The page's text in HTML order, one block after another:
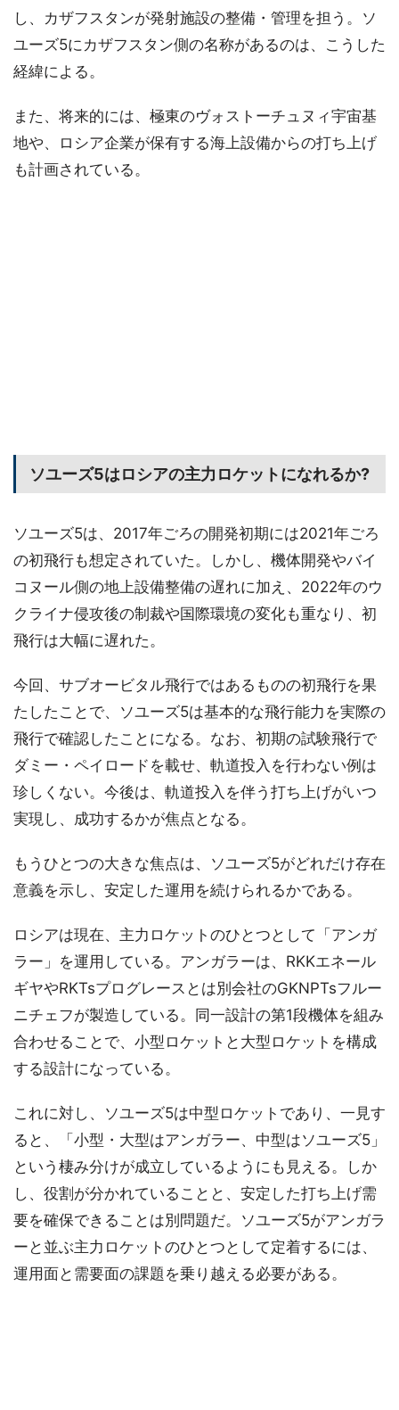
し、カザフスタンが発射施設の整備・管理を担う。ソ
ユーズ5にカザフスタン側の名称があるのは、こうした
経緯による。
また、将来的には、極東のヴォストーチュヌィ宇宙基
地や、ロシア企業が保有する海上設備からの打ち上げ
も計画されている。
ソユーズ5はロシアの主力ロケットになれるか?
ソユーズ5は、2017年ごろの開発初期には2021年ごろ
の初飛行も想定されていた。しかし、機体開発やバイ
コヌール側の地上設備整備の遅れに加え、2022年のウ
クライナ侵攻後の制裁や国際環境の変化も重なり、初
飛行は大幅に遅れた。
今回、サブオービタル飛行ではあるものの初飛行を果
たしたことで、ソユーズ5は基本的な飛行能力を実際の
飛行で確認したことになる。なお、初期の試験飛行で
ダミー・ペイロードを載せ、軌道投入を行わない例は
珍しくない。今後は、軌道投入を伴う打ち上げがいつ
実現し、成功するかが焦点となる。
もうひとつの大きな焦点は、ソユーズ5がどれだけ存在
意義を示し、安定した運用を続けられるかである。
ロシアは現在、主力ロケットのひとつとして「アンガ
ラー」を運用している。アンガラーは、RKKエネール
ギヤやRKTsプログレースとは別会社のGKNPTsフルー
ニチェフが製造している。同一設計の第1段機体を組み
合わせることで、小型ロケットと大型ロケットを構成
する設計になっている。
これに対し、ソユーズ5は中型ロケットであり、一見す
ると、「小型・大型はアンガラー、中型はソユーズ5」
という棲み分けが成立しているようにも見える。しか
し、役割が分かれていることと、安定した打ち上げ需
要を確保できることは別問題だ。ソユーズ5がアンガラ
ーと並ぶ主力ロケットのひとつとして定着するには、
運用面と需要面の課題を乗り越える必要がある。